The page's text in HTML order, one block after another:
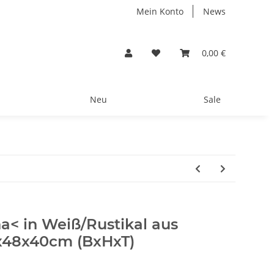
Mein Konto News
0,00 €
Neu Sale
in Weiß/Rustikal aus
(BxHxT)